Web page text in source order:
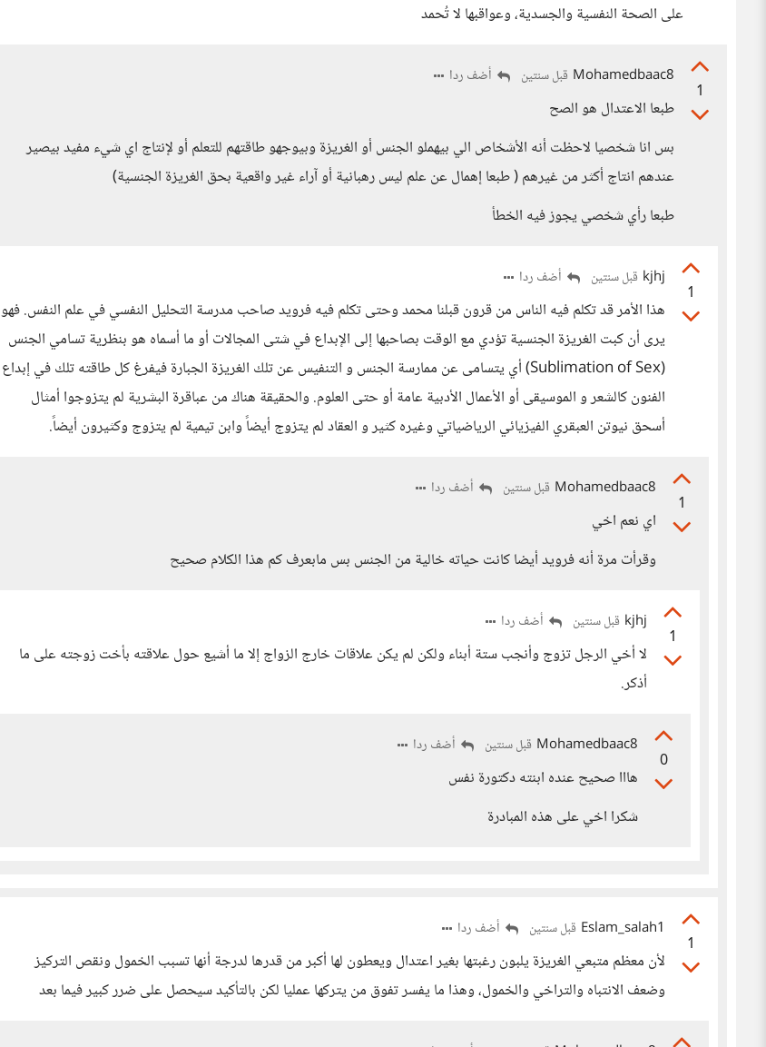
على الصحة النفسية والجسدية، وعواقبها لا تُحمد
1
Mohamedbaac8 قبل سنتين أضف ردا
طبعا الاعتدال هو الصح
بس انا شخصيا لاحظت أنه الأشخاص الي بيهملو الجنس أو الغريزة وبيوجهو طاقتهم للتعلم أو لإنتاج اي شيء مفيد بيصير
عندهم انتاج أكثر من غيرهم ( طبعا إهمال عن علم ليس رهبانية أو آراء غير واقعية بحق الغريزة الجنسية)
طبعا رأي شخصي يجوز فيه الخطأ
1
kjhj قبل سنتين أضف ردا
هذا الأمر قد تكلم فيه الناس من قرون قبلنا محمد وحتى تكلم فيه فرويد صاحب مدرسة التحليل النفسي في علم النفس. فهو
يرى أن كبت الغريزة الجنسية تؤدي مع الوقت بصاحبها إلى الإبداع في شتى المجالات أو ما أسماه هو بنظرية تسامي الجنس
(Sublimation of Sex) أي يتسامى عن ممارسة الجنس و التنفيس عن تلك الغريزة الجبارة فيفرغ كل طاقته تلك في إبداع
الفنون كالشعر و الموسيقى أو الأعمال الأدبية عامة أو حتى العلوم. والحقيقة هناك من عباقرة البشرية لم يتزوجوا أمثال
أسحق نيوتن العبقري الفيزيائي الرياضياتي وغيره كثير و العقاد لم يتزوج أيضاً وابن تيمية لم يتزوج وكثيرون أيضاً.
1
Mohamedbaac8 قبل سنتين أضف ردا
اي نعم اخي
وقرأت مرة أنه فرويد أيضا كانت حياته خالية من الجنس بس مابعرف كم هذا الكلام صحيح
1
kjhj قبل سنتين أضف ردا
لا أخي الرجل تزوج وأنجب ستة أبناء ولكن لم يكن علاقات خارج الزواج إلا ما أشيع حول علاقته بأخت زوجته على ما
أذكر.
0
Mohamedbaac8 قبل سنتين أضف ردا
هااا صحيح عنده ابنته دكتورة نفس
شكرا اخي على هذه المبادرة
1
Eslam_salah1 قبل سنتين أضف ردا
لأن معظم متبعي الغريزة يلبون رغبتها بغير اعتدال ويعطون لها أكبر من قدرها لدرجة أنها تسبب الخمول ونقص التركيز
وضعف الانتباه والتراخي والخمول، وهذا ما يفسر تفوق من يتركها عمليا لكن بالتأكيد سيحصل على ضرر كبير فيما بعد